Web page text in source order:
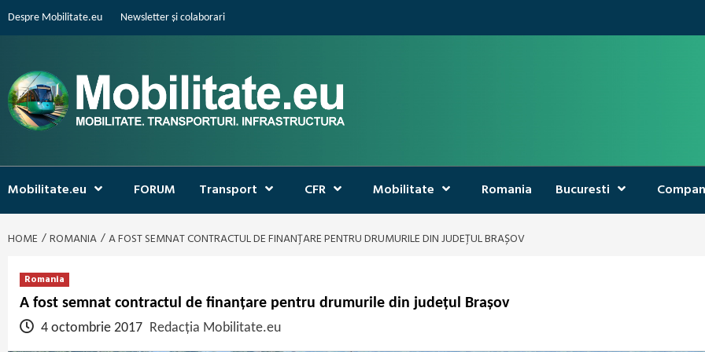
Despre Mobilitate.eu Newsletter și colaborari
Mobilitate.eu FORUM Transport CFR Mobilitate Romania Bucuresti
HOME ROMANIA A FOST SEMNAT CONTRACTUL DE FINANȚARE PENTRU DRUMURILE DIN JUDEȚUL BRAȘOV
Romania
A fost semnat contractul de finanțare pentru drumurile din județul Brașov
4 octombrie 2017 Redacția Mobilitate.eu